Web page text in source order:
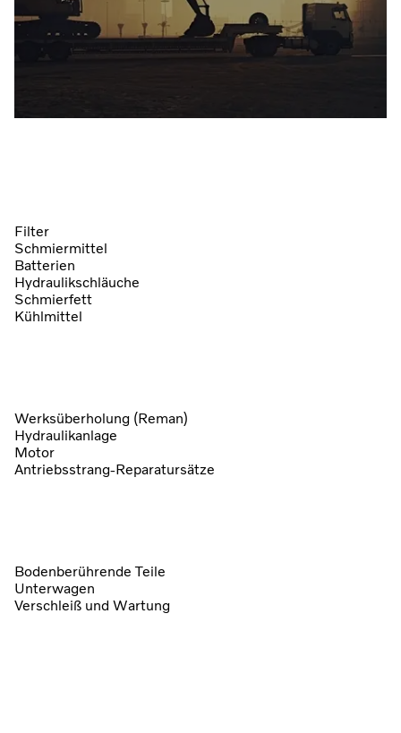
Filter
Schmiermittel
Batterien
Hydraulikschläuche
Schmierfett
Kühlmittel
Werksüberholung (Reman)
Hydraulikanlage
Motor
Antriebsstrang-Reparatursätze
Bodenberührende Teile
Unterwagen
Verschleiß und Wartung